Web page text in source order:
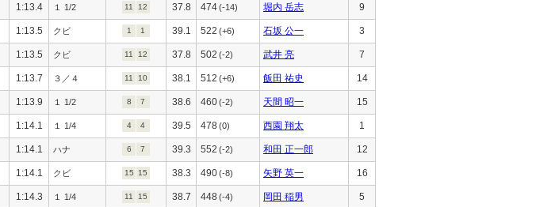
1:13.4 １ 1/2 11 12 37.8 474(-14) 堀内 岳志 9
1:13.5 クビ 1 1 39.1 522 (+6) 石坂 公一 3
1:13.5 クビ 11 12 37.8 502 (-2) 武井 亮 7
1:13.7 ３／４ 11 10 38.1 512 (+6) 飯田 祐史 14
1:13.9 １ 1/2 8 7 38.6 460(-2) 天間 昭一 15
1:14.1 １ 1/4 4 4 39.5 478(0) 西園 翔太 1
1:14.1 ハナ 6 7 39.3 552 (-2) 和田 正一郎 12
1:14.1 クビ 15 15 38.3 490(-8) 矢野 英一 16
1:14.3 １ 1/4 11 15 38.7 448 (-4) 岡田 稲男 5